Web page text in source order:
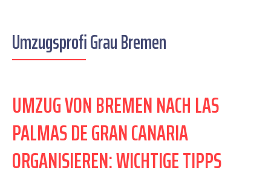
Umzugsprofi Grau Bremen
UMZUG VON BREMEN NACH LAS
PALMAS DE GRAN CANARIA
ORGANISIEREN: WICHTIGE TIPPS